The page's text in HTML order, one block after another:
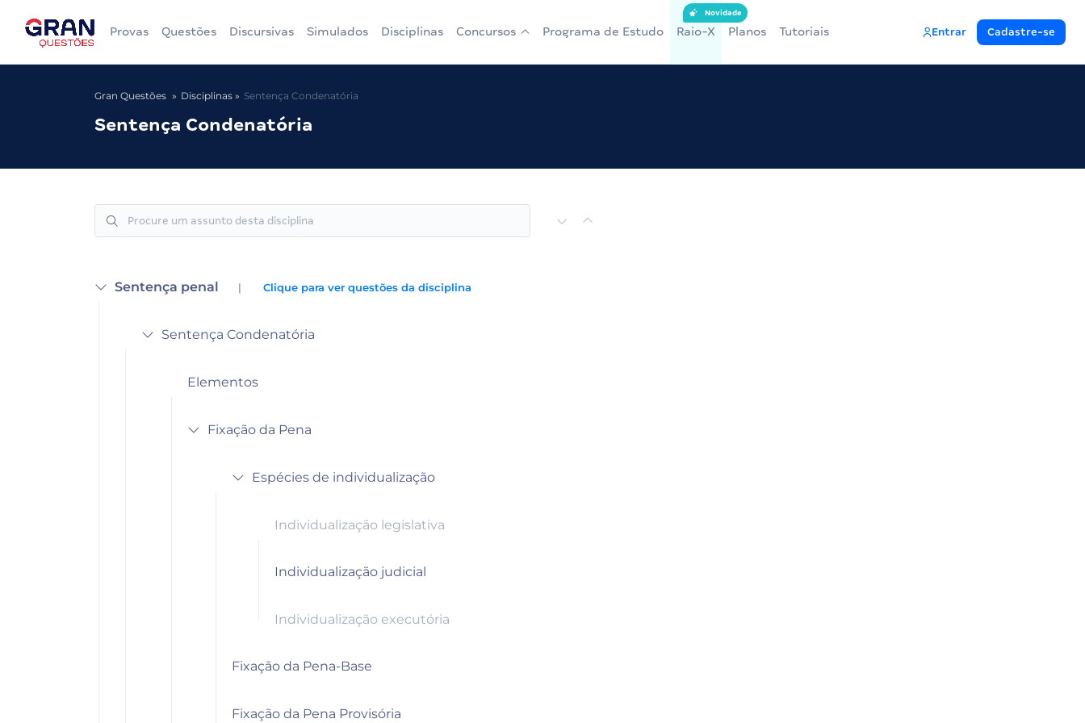
Provas Questões Discursivas Simulados Disciplinas Concursos Programa de Estudo Raio-X
Novidade
Planos Tutoriais Entrar Cadastre-se
Gran Questões Disciplinas Sentença Condenatória
Sentença Condenatória
Sentença penal | Clique para ver questões da disciplina
Sentença Condenatória
Elementos
Fixação da Pena
Espécies de individualização
Individualização legislativa
Individualização judicial
Individualização executória
Fixação da Pena-Base
Fixação da Pena Provisória